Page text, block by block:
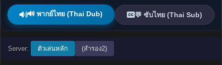
🔊 พากย์ไทย (Thai Dub) 💬 ซับไทย (Thai Sub)
Server: ตัวเล่นหลัก (สำรอง2)